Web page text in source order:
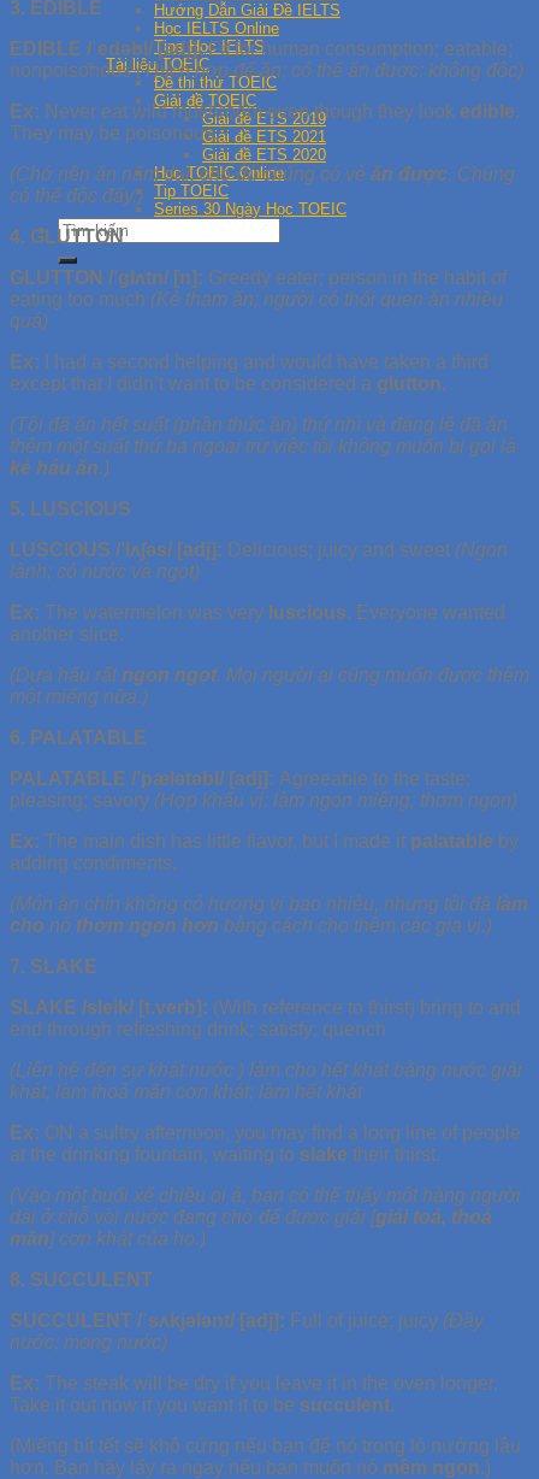
Hướng Dẫn Giải Đề IELTS
Học IELTS Online
Tips Học IELTS
Tài liệu TOEIC
Đề thi thử TOEIC
Giải đề TOEIC
Giải đề ETS 2019
Giải đề ETS 2021
Giải đề ETS 2020
Học TOEIC Online
Tip TOEIC
Series 30 Ngày Học TOEIC
3. EDIBLE
EDIBLE /ˈedəbl/ [adj]:Fit for human consumption; eatable;
nonpoisonous(Thích hợp để ăn; có thể ăn được; không độc)
Ex: Never eat wild mushroom even though they look edible.
They may be poisonous.
(Chớ nên ăn nấm dại, cho dù chúng có vẻ ăn được. Chúng
có thể độc đấy.)
4. GLUTTON
GLUTTON /’glʌtn/ [n]: Greedy eater; person in the habit of
eating too much (Kẻ tham ăn; người có thói quen ăn nhiều
quá)
Ex: I had a second helping and would have taken a third
except that I didn’t want to be considered a glutton.
(Tôi đã ăn hết suất (phần thức ăn) thứ nhì và đáng lẽ đã ăn
thêm một suất thứ ba ngoại trừ việc tôi không muốn bị gọi là
kẻ háu ăn.)
5. LUSCIOUS
LUSCIOUS /’lʌ∫əs/ [adj]: Delicious; juicy and sweet (Ngon
lành; có nước và ngọt)
Ex: The watermelon was very luscious. Everyone wanted
another slice.
(Dưa hấu rấtngon ngọt. Mọi người ai cũng muốn được thêm
một miếng nữa.)
6. PALATABLE
PALATABLE /’pælətəbl/ [adj]: Agreeable to the taste;
pleasing; savory (Hợp khẩu vị; làm ngon miệng; thơm ngon)
Ex: The main dish has little flavor, but I made it palatable by
adding condiments.
(Món ăn chín không có hương vị bao nhiêu, nhưng tôi đã làm
cho nó thơm ngon hơn bằng cách cho thêm các gia vị.)
7. SLAKE
SLAKE /sleik/ [t.verb]: (With reference to thirst) bring to and
end through refreshing drink; satisfy; quench
(Liên hệ đến sự khát nước ) làm cho hết khát bằng nước giải
khát; làm thoả mãn cơn khát; làm hết khát
Ex: ON a sultry afternoon, you may find a long line of people
at the drinking fountain, waiting to slake their thirst.
(Vào một buổi xế chiều oi ả, bạn có thể thấy một hàng người
dài ở chỗ vòi nước đang chờ để được giải [giải toả, thoả
mãn] cơn khát của họ.)
8. SUCCULENT
SUCCULENT /ˈsʌkjələnt/ [adj]: Full of juice; juicy (Đầy
nước; mọng nước)
Ex: The steak will be dry if you leave it in the oven longer.
Take it out now if you want it to be succulent.
(Miếng bít tết sẽ khô cứng nếu bạn để nó trong lò nướng lâu
hơn. Bạn hãy lấy ra ngay nếu bạn muốn nó mềm ngon.)